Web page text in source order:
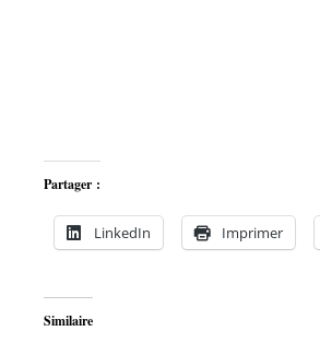
Partager :
LinkedIn Imprimer
Similaire